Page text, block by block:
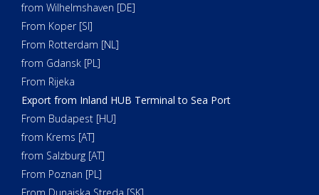
from Wilhelmshaven [DE]
From Koper [SI]
From Rotterdam [NL]
from Gdansk [PL]
From Rijeka
Export from Inland HUB Terminal to Sea Port
From Budapest [HU]
from Krems [AT]
from Salzburg [AT]
From Poznan [PL]